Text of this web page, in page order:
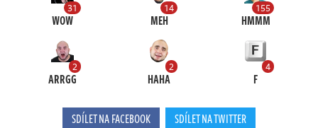
31
WOW
14
MEH
155
HMMM
2
ARRGG
2
HAHA
4
F
SDÍLET NA FACEBOOK SDÍLET NA TWITTER